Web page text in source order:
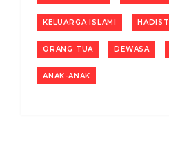
KELUARGA ISLAMI HADIST
ORANG TUA DEWASA
ANAK-ANAK